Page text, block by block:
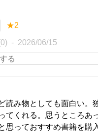
★2
2026/06/15
読み物としても面白い。
てくれる。思うところあ
思っておすすめ書籍を購